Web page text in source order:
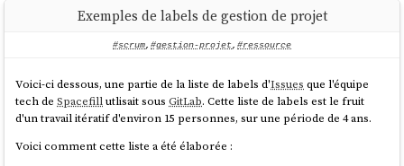
étape :https://packit.dev/docs/guide/#2-approval
Voici l'issue GitHub qui a permis l'approbation de mon compte :
https://github.com/packit/notifications/issues/716
"packit" (
voir ligne 18 ). J'ai automatisé cette étape avec le script
/init-copr-project.sh
Ensuite, j'ai intégré le fichier/.packit.yamlà la racine de mon
playground, avec le contenu suivant :
Je me projette d'utiliserProjet 24dans lesframework de gestion de
Shape Up
SAFe
Request for Comments ,Best Current Practice,Architecture
Exemples de labels de gestion de projet
#scrum, #gestion-projet, #ressource
Voici-ci dessous, une partie de la liste de labels d'Issues que l'équipe
tech deSpacefillutlisait sousGitLab. Cette liste de labels est le fruit
d'un travail itératif d'environ 15 personnes, sur une période de 4 ans.
Voici comment cette liste a été élaborée :